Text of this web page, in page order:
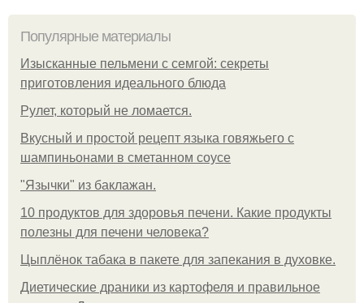
Популярные материалы
Изысканные пельмени с семгой: секреты
приготовления идеального блюда
Рулет, который не ломается.
Вкусный и простой рецепт языка говяжьего с
шампиньонами в сметанном соусе
"Язычки" из баклажан.
10 продуктов для здоровья печени. Какие продукты
полезны для печени человека?
Цыплёнок табака в пакете для запекания в духовке.
Диетические драники из картофеля и правильное